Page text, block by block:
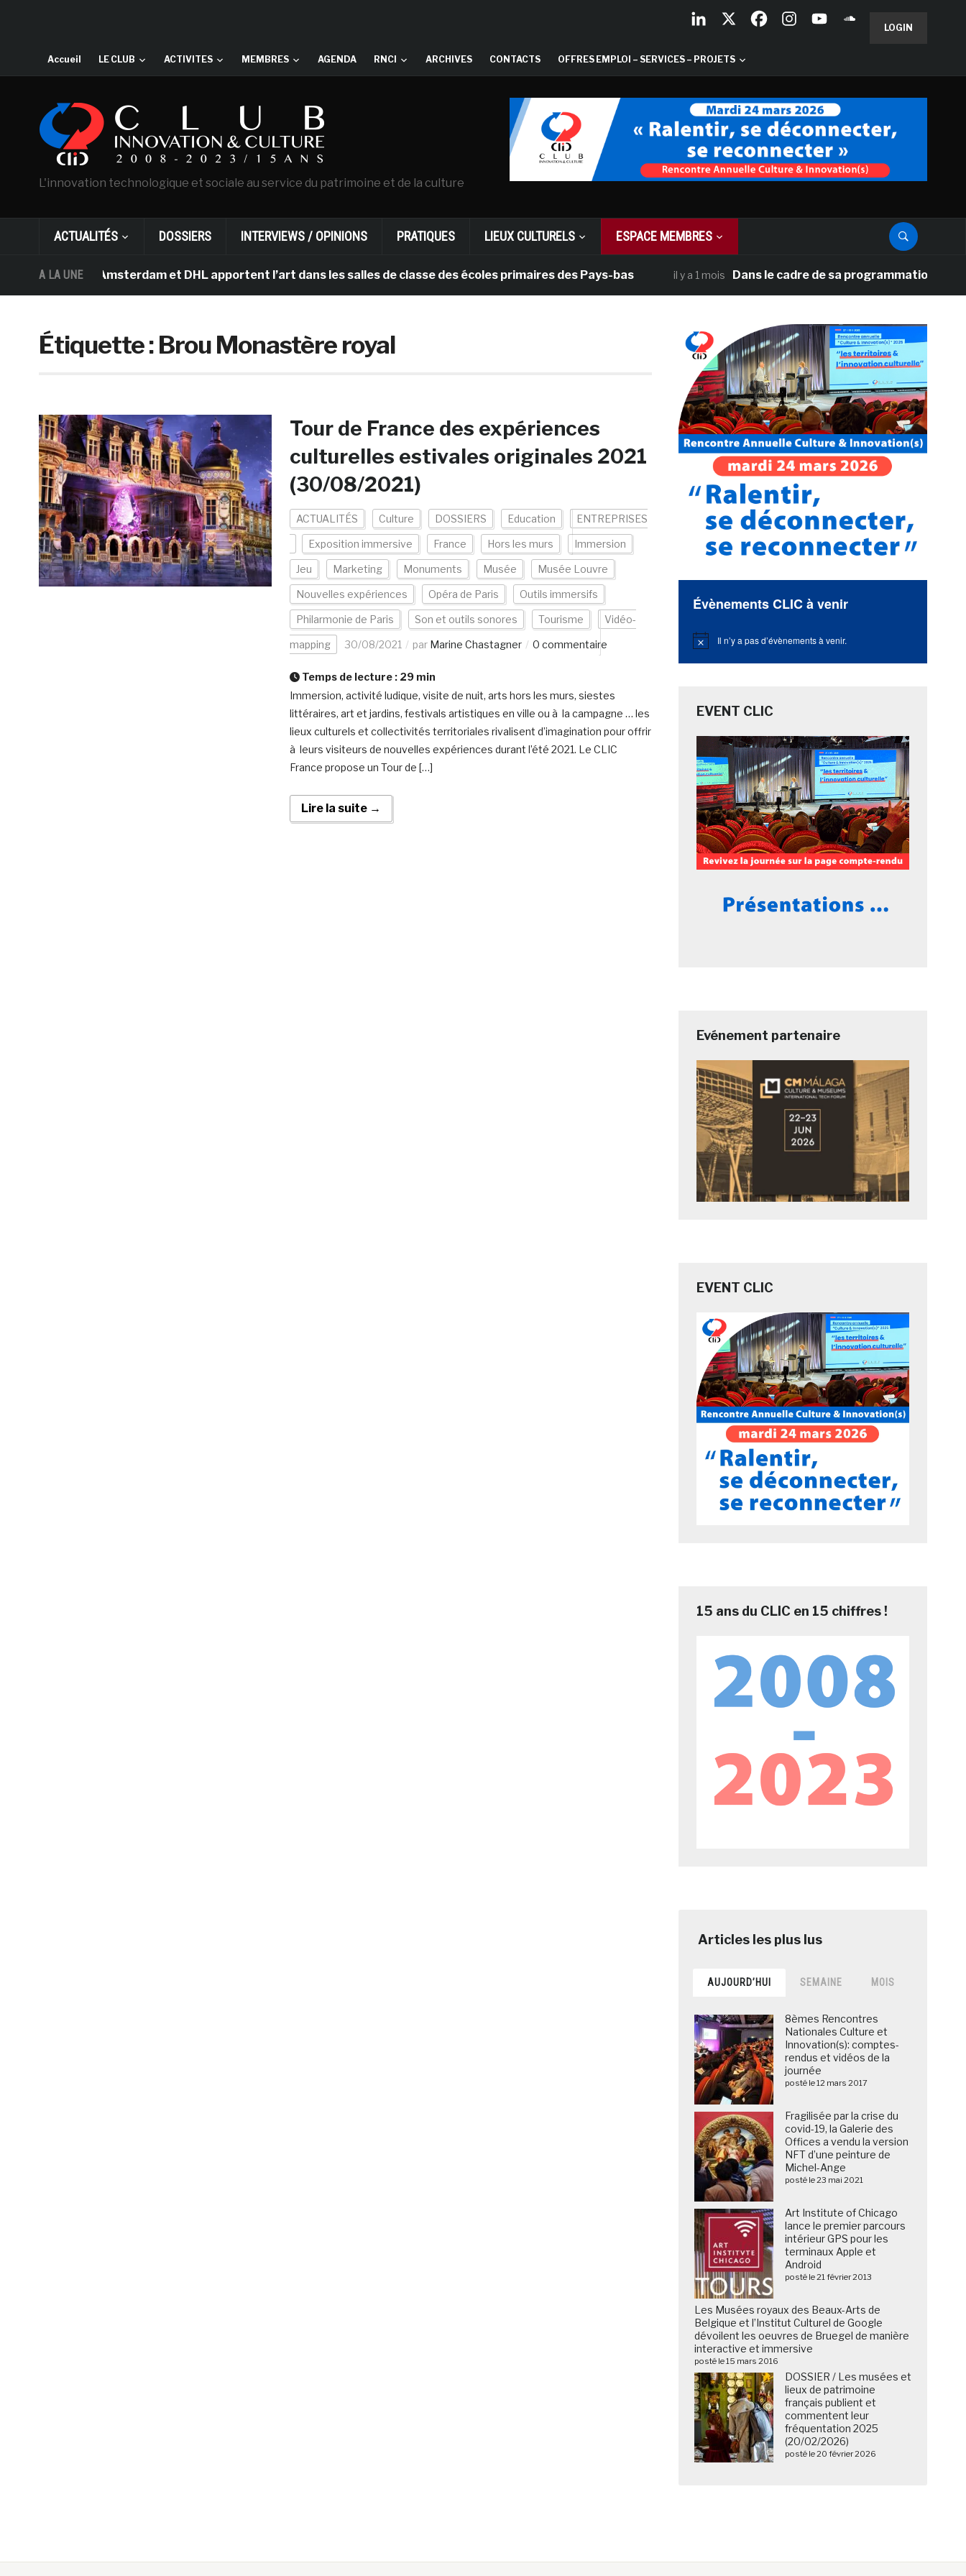
LOGIN
Accueil LE CLUB ACTIVITES MEMBRES AGENDA RNCI ARCHIVES CONTACTS OFFRES EMPLOI – SERVICES – PROJETS
L'innovation technologique et sociale au service du patrimoine et de la culture
ACTUALITÉS DOSSIERS INTERVIEWS / OPINIONS PRATIQUES LIEUX CULTURELS ESPACE MEMBRES
A LA UNE
Gogh d’Amsterdam et DHL apportent l’art dans les salles de classe des écoles primaires des Pays-bas il y a 1 mois Dans le cadre de sa programmation
Étiquette :Brou Monastère royal
Tour de France des expériences
culturelles estivales originales 2021
(30/08/2021)
ACTUALITÉS Culture DOSSIERS Education ENTREPRISES
Exposition immersive France Hors les murs Immersion
Jeu Marketing Monuments Musée Musée Louvre
Nouvelles expériences Opéra de Paris Outils immersifs
Philarmonie de Paris Son et outils sonores Tourisme Vidéo-
mapping 30/08/2021 par Marine Chastagner 0 commentaire
Temps de lecture : 29 min
Immersion, activité ludique, visite de nuit, arts hors les murs, siestes
littéraires, art et jardins, festivals artistiques en ville ou à la campagne … les
lieux culturels et collectivités territoriales rivalisent d’imagination pour offrir
à leurs visiteurs de nouvelles expériences durant l’été 2021. Le CLIC
France propose un Tour de […]
Lire la suite →
Évènements CLIC à venir
Notice Il n’y a pas d’évènements à venir.
EVENT CLIC
Evénement partenaire
EVENT CLIC
15 ans du CLIC en 15 chiffres !
AUJOURD’HUI SEMAINE MOIS
8èmes Rencontres
Nationales Culture et
Innovation(s): comptes-
rendus et vidéos de la
journée
posté le 12 mars 2017
Fragilisée par la crise du
covid-19, la Galerie des
Offices a vendu la version
NFT d’une peinture de
Michel-Ange
posté le 23 mai 2021
Art Institute of Chicago
lance le premier parcours
intérieur GPS pour les
terminaux Apple et
Android
posté le 21 février 2013
Les Musées royaux des Beaux-Arts de
Belgique et l’Institut Culturel de Google
dévoilent les oeuvres de Bruegel de manière
interactive et immersive
posté le 15 mars 2016
DOSSIER / Les musées et
lieux de patrimoine
français publient et
commentent leur
fréquentation 2025
(20/02/2026)
posté le 20 février 2026